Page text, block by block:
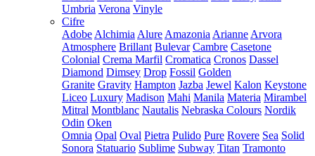
Umbria Verona Vinyle
Cifre
Adobe Alchimia Alure Amazonia Arianne Arvora
Atmosphere Brillant Bulevar Cambre Casetone
Colonial Crema Marfil Cromatica Cronos Dassel
Diamond Dimsey Drop Fossil Golden
Granite Gravity Hampton Jazba Jewel Kalon Keystone
Liceo Luxury Madison Mahi Manila Materia Mirambel
Mitral Montblanc Nautalis Nebraska Colours Nordik
Odin Oken
Omnia Opal Oval Pietra Pulido Pure Rovere Sea Solid
Sonora Statuario Sublime Subway Titan Tramonto